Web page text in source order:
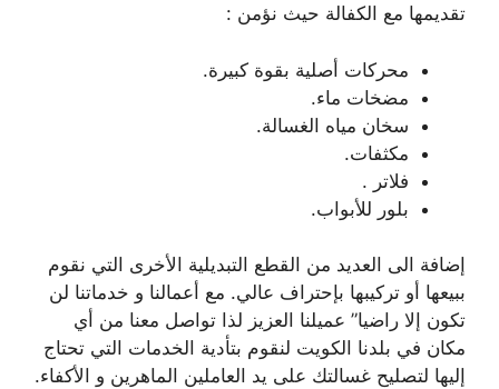
تقديمها مع الكفالة حيث نؤمن :
محركات أصلية بقوة كبيرة.
مضخات ماء.
سخان مياه الغسالة.
مكثفات.
فلاتر .
بلور للأبواب.
إضافة الى العديد من القطع التبديلية الأخرى التي نقوم
ببيعها أو تركيبها بإحتراف عالي. مع أعمالنا و خدماتنا لن
تكون إلا راضيا” عميلنا العزيز لذا تواصل معنا من أي
مكان في بلدنا الكويت لنقوم بتأدية الخدمات التي تحتاج
إليها لتصليح غسالتك على يد العاملين الماهرين و الأكفاء.